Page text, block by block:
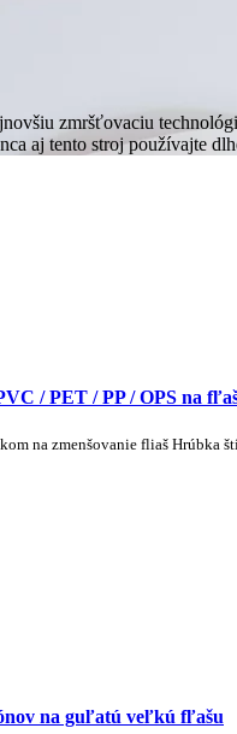
zmršťovaciu
aj tento stroj používajte
/ PET / PP / OPS na
na zmenšovanie fliaš
na guľatú veľkú fľašu